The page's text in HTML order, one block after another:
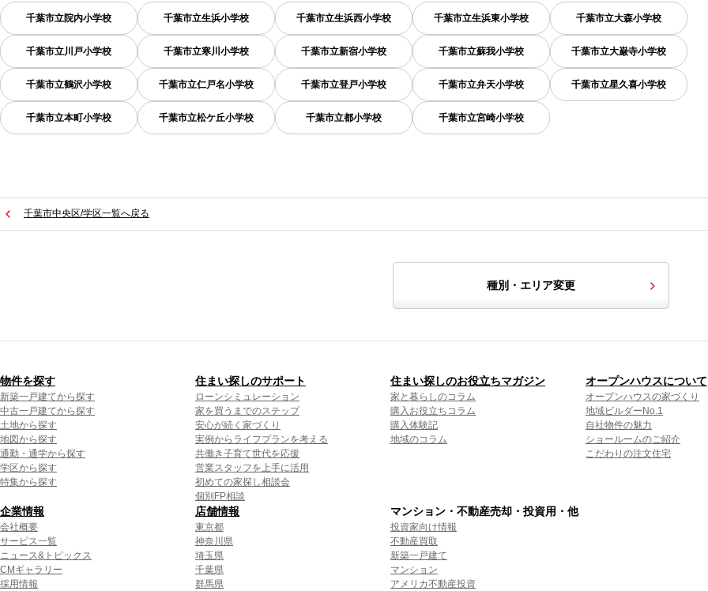
千葉市立院内小学校 千葉市立生浜小学校 千葉市立生浜西小学校 千葉市立生浜東小学校 千葉市立大森小学校
千葉市立川戸小学校 千葉市立寒川小学校 千葉市立新宿小学校 千葉市立蘇我小学校 千葉市立大巌寺小学校
千葉市立鶴沢小学校 千葉市立仁戸名小学校 千葉市立登戸小学校 千葉市立弁天小学校 千葉市立星久喜小学校
千葉市立本町小学校 千葉市立松ケ丘小学校 千葉市立都小学校 千葉市立宮崎小学校
千葉市中央区/学区一覧へ戻る
種別・エリア変更
物件を探す
新築一戸建てから探す
中古一戸建てから探す
土地から探す
地図から探す
通勤・通学から探す
学区から探す
特集から探す
住まい探しのサポート
ローンシミュレーション
家を買うまでのステップ
安心が続く家づくり
実例からライフプランを考える
共働き子育て世代を応援
営業スタッフを上手に活用
初めての家探し相談会
個別FP相談
住まい探しのお役立ちマガジン
家と暮らしのコラム
購入お役立ちコラム
購入体験記
地域のコラム
オープンハウスについて
オープンハウスの家づくり
地域ビルダーNo.1
自社物件の魅力
ショールームのご紹介
こだわりの注文住宅
企業情報
会社概要
サービス一覧
ニュース&トピックス
CMギャラリー
採用情報
店舗情報
東京都
神奈川県
埼玉県
千葉県
群馬県
マンション・不動産売却・投資用・他
投資家向け情報
不動産買取
新築一戸建て
マンション
アメリカ不動産投資